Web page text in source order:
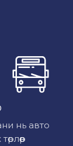
нь авто